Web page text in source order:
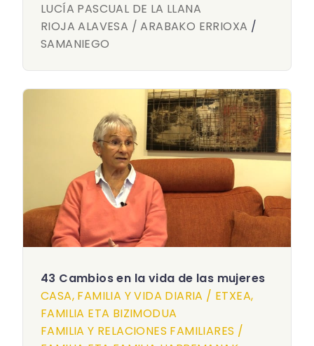
LUCÍA PASCUAL DE LA LLANA
RIOJA ALAVESA / ARABAKO ERRIOXA /
SAMANIEGO
43 Cambios en la vida de las mujeres
CASA, FAMILIA Y VIDA DIARIA / ETXEA,
FAMILIA ETA BIZIMODUA
FAMILIA Y RELACIONES FAMILIARES /